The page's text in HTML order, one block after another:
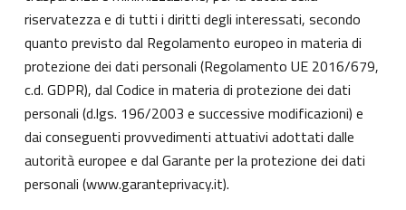
riservatezza e di tutti i diritti degli interessati, secondo
quanto previsto dal Regolamento europeo in materia di
protezione dei dati personali (Regolamento UE 2016/679,
c.d. GDPR), dal Codice in materia di protezione dei dati
personali (d.lgs. 196/2003 e successive modificazioni) e
dai conseguenti provvedimenti attuativi adottati dalle
autorità europee e dal Garante per la protezione dei dati
personali (www.garanteprivacy.it).